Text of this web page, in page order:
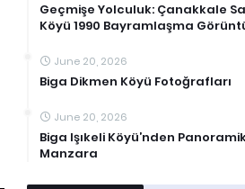
Geçmişe Yolculuk: Çanakkale
Köyü 1990 Bayramlaşma
June 20, 2026
Biga Dikmen Köyü Fotoğrafları
June 20, 2026
Biga Işıkeli Köyü’nden
Manzara